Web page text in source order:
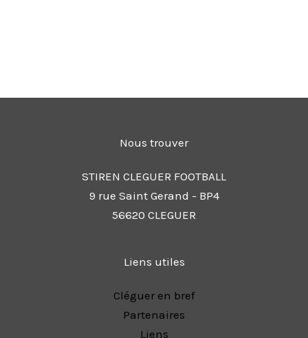
Nous trouver
STIREN CLEGUER FOOTBALL
9 rue Saint Gerand - BP4
56620 CLEGUER
Liens utiles
Cléguer en bref
Partenaires
Liens